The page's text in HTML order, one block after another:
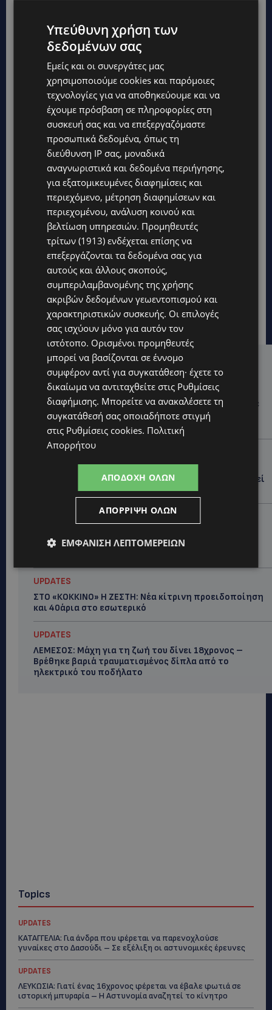
Hot this week
UPDATES
ΚΑΤΑΓΓΕΛΙΑ: Για άνδρα που φέρεται να παρενοχλούσε
γυναίκες στο Δασούδι – Σε εξέλιξη οι αστυνομικές
έρευνες
UPDATES
ΛΕΥΚΩΣΙΑ: Γιατί ένας 16χρονος φέρεται να έβαλε
φωτιά σε ιστορική μπυραρία – Η Αστυνομία αναζητεί
το κίνητρο
ασυνόδευτους ανήλικους – Αντιδρά ο Δήμος,
UPDATES
ΣΤΟ «ΚΟΚΚΙΝΟ» Η ΖΕΣΤΗ: Νέα κίτρινη προειδοποίηση
και 40άρια στο εσωτερικό
UPDATES
ΛΕΜΕΣΟΣ: Μάχη για τη ζωή του δίνει 18χρονος –
Βρέθηκε βαριά τραυματισμένος δίπλα από το
ηλεκτρικό του ποδήλατο
Topics
UPDATES
ΚΑΤΑΓΓΕΛΙΑ: Για άνδρα που φέρεται να παρενοχλούσε
γυναίκες στο Δασούδι – Σε εξέλιξη οι αστυνομικές έρευνες
UPDATES
ΛΕΥΚΩΣΙΑ: Γιατί ένας 16χρονος φέρεται να έβαλε φωτιά σε
ιστορική μπυραρία – Η Αστυνομία αναζητεί το κίνητρο
Υπεύθυνη χρήση των
δεδομένων σας
Εμείς και οι συνεργάτες μας
χρησιμοποιούμε cookies και παρόμοιες
τεχνολογίες για να αποθηκεύουμε και να
έχουμε πρόσβαση σε πληροφορίες στη
συσκευή σας και να επεξεργαζόμαστε
προσωπικά δεδομένα, όπως τη
διεύθυνση IP σας, μοναδικά
αναγνωριστικά και δεδομένα περιήγησης,
για εξατομικευμένες διαφημίσεις και
περιεχόμενο, μέτρηση διαφημίσεων και
περιεχομένου, ανάλυση κοινού και
βελτίωση υπηρεσιών. Προμηθευτές
τρίτων (1913) ενδέχεται επίσης να
επεξεργάζονται τα δεδομένα σας για
αυτούς και άλλους σκοπούς,
συμπεριλαμβανομένης της χρήσης
ακριβών δεδομένων γεωεντοπισμού και
χαρακτηριστικών συσκευής. Οι επιλογές
σας ισχύουν μόνο για αυτόν τον
ιστότοπο. Ορισμένοι προμηθευτές
μπορεί να βασίζονται σε έννομο
συμφέρον αντί για συγκατάθεση· έχετε το
δικαίωμα να αντιταχθείτε στις Ρυθμίσεις
διαφήμισης. Μπορείτε να ανακαλέσετε τη
συγκατάθεσή σας οποιαδήποτε στιγμή
στις Ρυθμίσεις cookies. Πολιτική
Απορρήτου
ΑΠΟΔΟΧΉ ΌΛΩΝ
ΑΠΌΡΡΙΨΗ ΌΛΩΝ
ΕΜΦΆΝΙΣΗ ΛΕΠΤΟΜΕΡΕΙΏΝ